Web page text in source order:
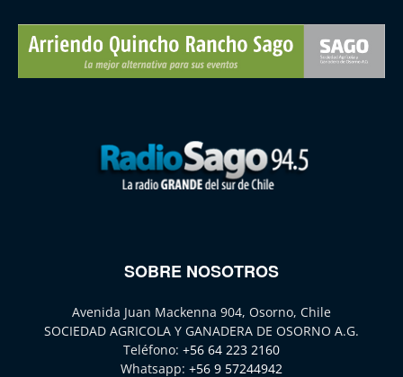
SOBRE NOSOTROS
Avenida Juan Mackenna 904, Osorno, Chile
SOCIEDAD AGRICOLA Y GANADERA DE OSORNO A.G.
Teléfono: +56 64 223 2160
Whatsapp: +56 9 57244942